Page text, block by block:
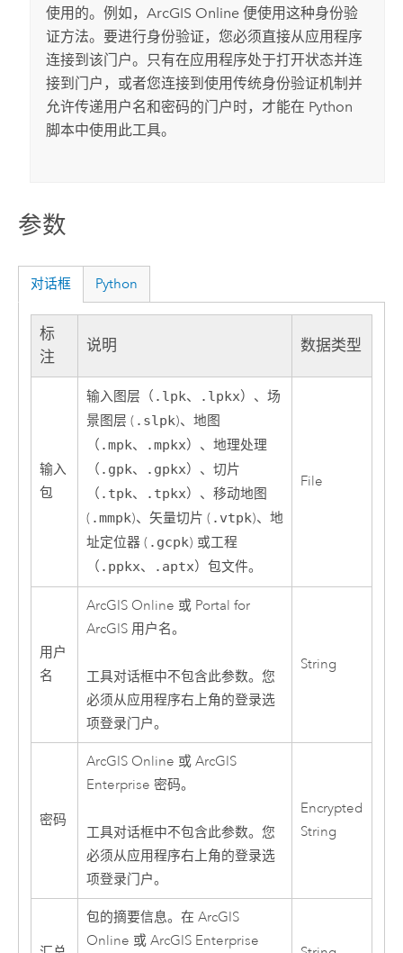
使用的。例如，ArcGIS Online 便使用这种身份验
证方法。要进行身份验证，您必须直接从应用程序
连接到该门户。只有在应用程序处于打开状态并连
接到门户，或者您连接到使用传统身份验证机制并
允许传递用户名和密码的门户时，才能在 Python
脚本中使用此工具。
参数
对话框 Python
标
注
说明 数据类型
输入
包
输入图层（ .lpk、 .lpkx）、场
景图层 ( .slpk)、地图
（ .mpk、 .mpkx）、地理处理
（ .gpk、 .gpkx）、切片
（ .tpk、 .tpkx）、移动地图
( .mmpk)、矢量切片 ( .vtpk)、地
址定位器 ( .gcpk) 或工程
（ .ppkx、 .aptx）包文件。
File
用户
名
ArcGIS Online 或 Portal for
ArcGIS用户名。
工具对话框中不包含此参数。您
必须从应用程序右上角的登录选
项登录门户。
String
密码
ArcGIS Online 或 ArcGIS
Enterprise 密码。
工具对话框中不包含此参数。您
必须从应用程序右上角的登录选
项登录门户。
Encrypted
String
包的摘要信息。在 ArcGIS
Online 或 ArcGIS Enterprise